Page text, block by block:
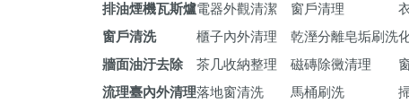
排油煙機瓦斯爐電器外觀清潔 窗戶清理
窗戶清洗
櫃子內外清理 乾溼分離皂垢刷洗
牆面油汙去除
茶几收納整理 磁磚除黴清理
流理臺內外清理落地窗清洗
馬桶刷洗